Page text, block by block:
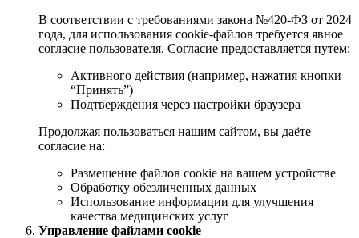
В соответствии с требованиями закона №420-ФЗ от 2024
года, для использования cookie-файлов требуется явное
согласие пользователя. Согласие предоставляется путем:
Активного действия (например, нажатия кнопки
“Принять”)
Подтверждения через настройки браузера
Продолжая пользоваться нашим сайтом, вы даёте
согласие на:
Размещение файлов cookie на вашем устройстве
Обработку обезличенных данных
Использование информации для улучшения
качества медицинских услуг
Управление файлами cookie